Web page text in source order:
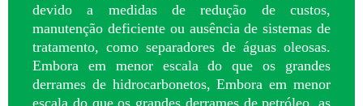
devido a medidas de redução de custos,
manutenção deficiente ou ausência de sistemas de
tratamento, como separadores de águas oleosas.
Embora em menor escala do que os grandes
derrames de hidrocarbonetos, Embora em menor
escala do que os grandes derrames de petróleo, as